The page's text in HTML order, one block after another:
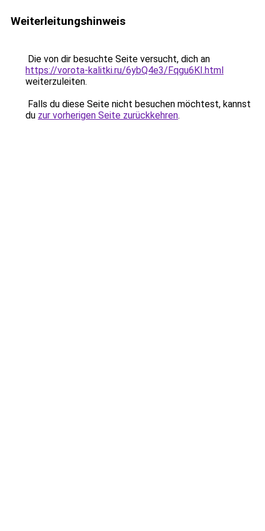
Weiterleitungshinweis
Die von dir besuchte Seite versucht, dich an
https://vorota-kalitki.ru/6ybQ4e3/Fqgu6KI.html
weiterzuleiten.
Falls du diese Seite nicht besuchen möchtest, kannst
du zur vorherigen Seite zurückkehren.